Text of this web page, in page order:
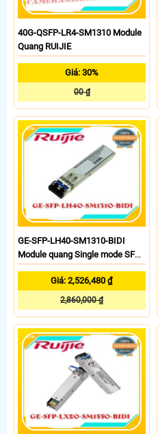
40G-QSFP-LR4-SM1310 Module
Quang RUIJIE
Giá: 30%
00 ₫
GE-SFP-LH40-SM1310-BIDI
Module quang Single mode SFP
Giá: 2,526,480 ₫
2,860,000 ₫